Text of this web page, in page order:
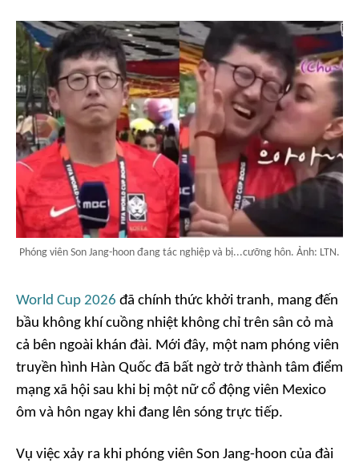
Phóng viên Son Jang-hoon đang tác nghiệp và bị...cưỡng hôn. Ảnh: LTN.
World Cup 2026 đã chính thức khởi tranh, mang đến
bầu không khí cuồng nhiệt không chỉ trên sân cỏ mà
cả bên ngoài khán đài. Mới đây, một nam phóng viên
truyền hình Hàn Quốc đã bất ngờ trở thành tâm điểm
mạng xã hội sau khi bị một nữ cổ động viên Mexico
ôm và hôn ngay khi đang lên sóng trực tiếp.
Vụ việc xảy ra khi phóng viên Son Jang-hoon của đài